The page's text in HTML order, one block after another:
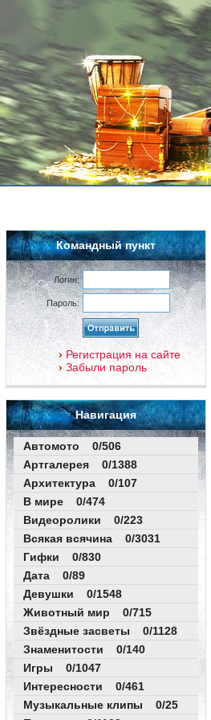
Командный пункт
Логин:
Пароль:
Регистрация на сайте
Забыли пароль
Навигация
Автомото 0/506
Артгалерея 0/1388
Архитектура 0/107
В мире 0/474
Видеоролики 0/223
Всякая всячина 0/3031
Гифки 0/830
Дата 0/89
Девушки 0/1548
Животный мир 0/715
Звёздные засветы 0/1128
Знаменитости 0/140
Игры 0/1047
Интересности 0/461
Музыкальные клипы 0/25